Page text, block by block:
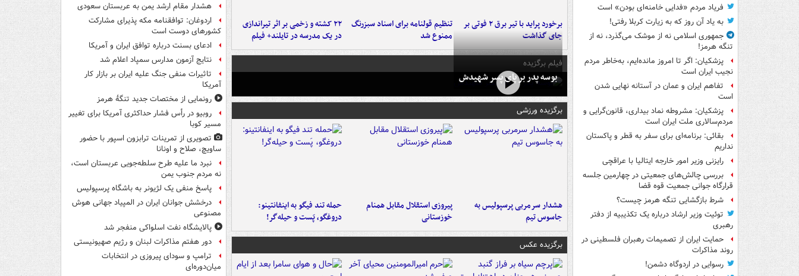
فریاد مردم «فدایی خامنه‌ای بودن» است
به یاد آن روز که به زیارت کربلا رفتی!
جمهوری اسلامی نه از موشک می‌گذرد، نه از
تنگه هرمز!
پزشکیان: اگر تا امروز مانده‌ایم، به‌خاطر مردم
نجیب ایران است
تفاهم ایران و عمان در آستانه نهایی شدن
است
پزشکیان: مشروطه نماد بیداری، قانون‌گرایی و
مردم‌سالاری ملت ایران است
بقائی: برنامه‌ای برای سفر به قطر و پاکستان
نداریم
رایزنی وزیر امور خارجه ایتالیا با عراقچی
بررسی چالش‌های جمعیتی در چهارمین جلسه
قرارگاه جوانی جمعیت قوه قضا
شرط بازگشایی تنگه هرمز چیست؟
توئیت وزیر ارشاد درباره یک تکذیبیه از دفتر
رهبری
حمایت ایران از تصمیمات رهبران فلسطینی در
روند مذاکرات
رسوایی در اردوگاه دشمن!
برخورد پراید با تیر برق ۲ فوتی بر
جای گذاشت
تنظیم قولنامه برای اسناد سبزرنگ
ممنوع شد
۲۲ کشته و زخمی بر اثر تیراندازی
در یک مدرسه در تایلند+ فیلم
فیلم برگزیده
بوسه‌ پدر بر پای پسر شهیدش
برگزیده ورزشی
هشدار سرمربی پرسپولیس به
جاسوس تیم
پیروزی استقلال مقابل همنام
خوزستانی
حمله تند فیگو به اینفانتینو:
دروغگو، پَست‌ و حیله‌گر!
برگزیده عکس
هشدار مقام ارشد یمن به عربستان سعودی
اردوغان: توافقنامه مکه پذیرای مشارکت
کشورهای دوست است
ادعای بسنت درباره توافق ایران و آمریکا
نتایج آزمون مدارس سمپاد اعلام شد
تاثیرات منفی جنگ علیه ایران بر بازار کار
آمریکا
رونمایی از مختصات جدید تنگۀ هرمز
روبیو در رأس فشار حداکثری آمریکا برای تغییر
مسیر کوبا
تصویری از تمرینات ترابزون اسپور با حضور
ساویچ، صلاح و اونانا
نبرد ما علیه طرح سلطه‌جویی عربستان است،
نه مردم جنوب یمن
پاسخ منفی یک لژیونر به باشگاه پرسپولیس
درخشش جوانان ایران در المپیاد جهانی هوش
مصنوعی
پالایشگاه نفت اسلواکی منفجر شد
دور هفتم مذاکرات لبنان و رژیم صهیونیستی
ترامپ و سودای پیروزی در انتخابات
میان‌دوره‌ای